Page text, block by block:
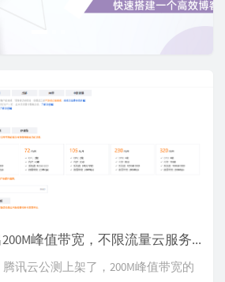
震惊！腾讯云推出200M峰值带宽，不限流量云服务器
腾讯云公测上架了，200M峰值带宽的